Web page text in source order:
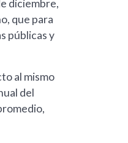
diciembre,
que para
públicas y
al mismo
del